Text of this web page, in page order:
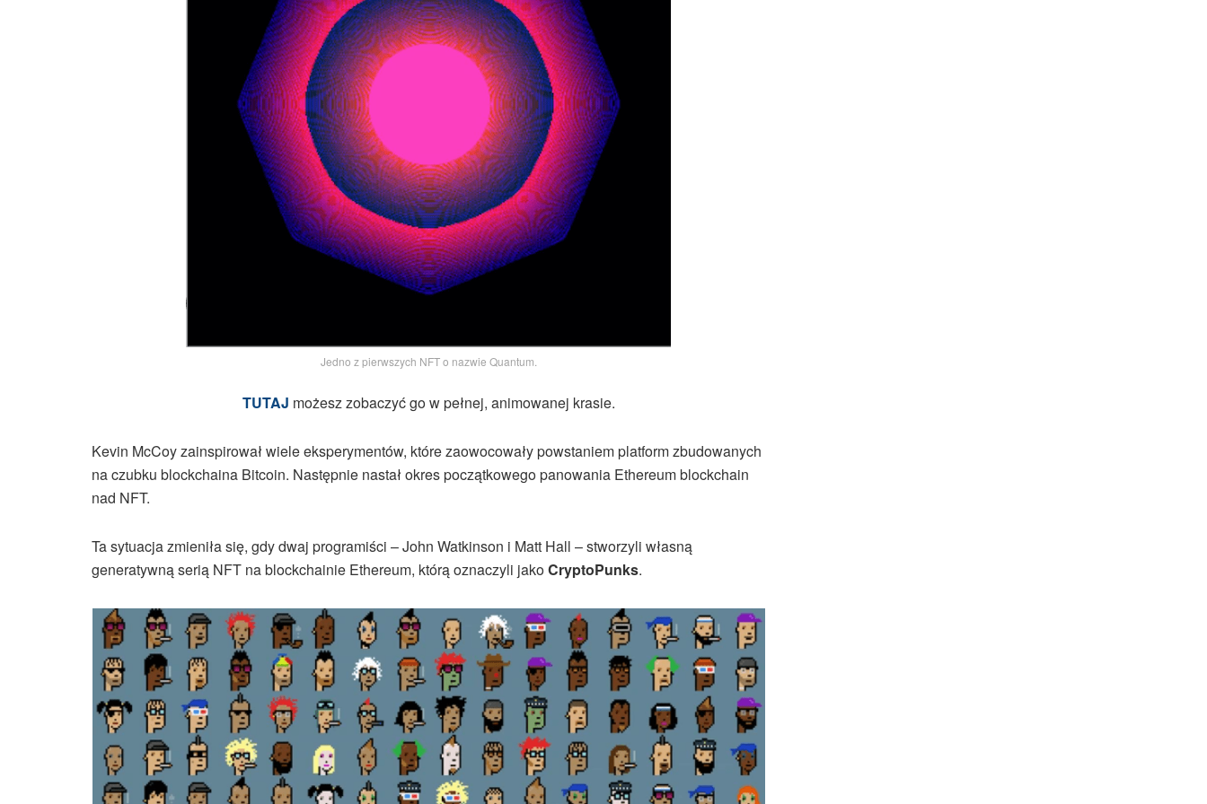
Jedno z pierwszych NFT o nazwie Quantum.
TUTAJ możesz zobaczyć go w pełnej, animowanej krasie.
Kevin McCoy zainspirował wiele eksperymentów, które zaowocowały powstaniem platform zbudowanych
na czubku blockchaina Bitcoin. Następnie nastał okres początkowego panowania Ethereum blockchain
nad NFT.
Ta sytuacja zmieniła się, gdy dwaj programiści – John Watkinson i Matt Hall – stworzyli własną
generatywną serią NFT na blockchainie Ethereum, którą oznaczyli jakoCryptoPunks.